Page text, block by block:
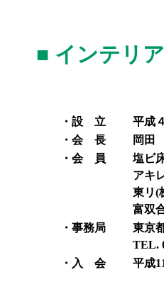
■ インテリ
・設 立
平成
・会 長
岡田
・会 員
塩ビ
アキ
東リ(
富双
・事務局
東京
TEL.
・入 会
平成